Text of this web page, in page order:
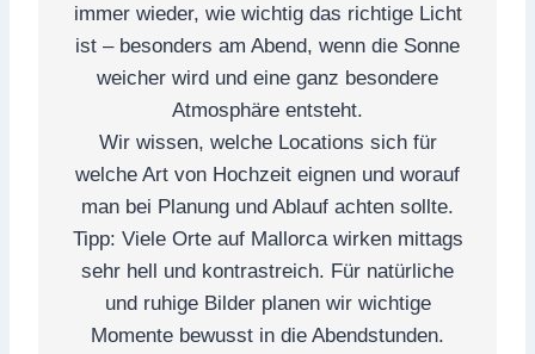
immer wieder, wie wichtig das richtige Licht
ist – besonders am Abend, wenn die Sonne
weicher wird und eine ganz besondere
Atmosphäre entsteht.
Wir wissen, welche Locations sich für
welche Art von Hochzeit eignen und worauf
man bei Planung und Ablauf achten sollte.
Tipp: Viele Orte auf Mallorca wirken mittags
sehr hell und kontrastreich. Für natürliche
und ruhige Bilder planen wir wichtige
Momente bewusst in die Abendstunden.